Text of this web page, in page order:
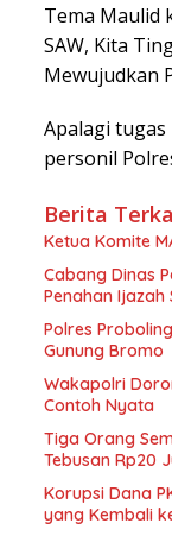
Tema Maulid
SAW, Kita
Mewujudkan
Apalagi tugas
personil
Berita
Ketua Komite
Cabang Dinas
Penahan Ijazah
Polres
Gunung Bromo
Wakapolri
Contoh Nyata
Tiga Orang
Tebusan Rp20
Korupsi Dana
yang Kembali